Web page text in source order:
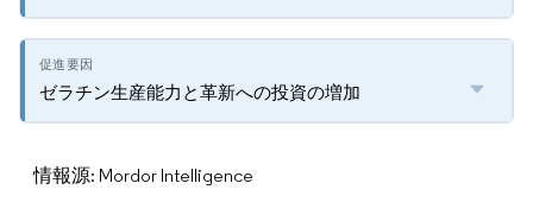
ゼラチン生産能力と革新への投資の増加
情報源: Mordor Intelligence